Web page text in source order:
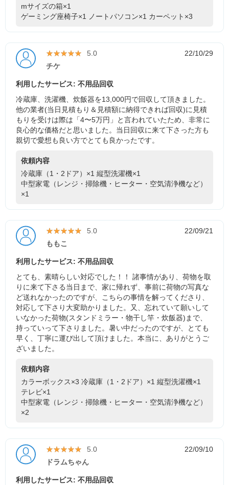
mサイズの箱×1
ゲーミング座椅子×1 ノートパソコン×1 カーペット×3
★★★★★
★★★★★ 5.0
22/10/29
チケ
利用したサービス: 不用品回収
冷蔵庫、洗濯機、炊飯器を13,000円で回収して頂きました。
他の業者(当日見積もり＆見積額に納得できれば回収)に見積
もりを受けは際は「4〜5万円」と言われていたため、非常に
良心的な価格だと思いました。当日回収に来て下さった方も
親切で愛想も良い方でとても良かったです。
依頼内容
冷蔵庫（1・2ドア）×1 縦型洗濯機×1
中型家電（レンジ・掃除機・ヒーター・空気清浄機など）
×1
★★★★★
★★★★★ 5.0
22/09/21
ももこ
利用したサービス: 不用品回収
とても、素晴らしい対応でした！！ 諸事情があり、荷物を取
りに来て下さる当日まで、家に帰れず、事前に荷物の写真な
ど送れなかったのですが、こちらの事情を解ってくださり、
対応して下さり大変助かりました。又、忘れていて願いして
いなかった荷物(スタンドミラー・物干し竿・炊飯器)まで、
持っていって下さりました。暑い中だったのですが、とても
早く、丁寧に運び出して頂けました。本当に、ありがとうご
ざいました。
依頼内容
カラーボックス×3 冷蔵庫（1・2ドア）×1 縦型洗濯機×1
テレビ×1
中型家電（レンジ・掃除機・ヒーター・空気清浄機など）
×2
★★★★★
★★★★★ 5.0
22/09/10
ドラムちゃん
利用したサービス: 不用品回収